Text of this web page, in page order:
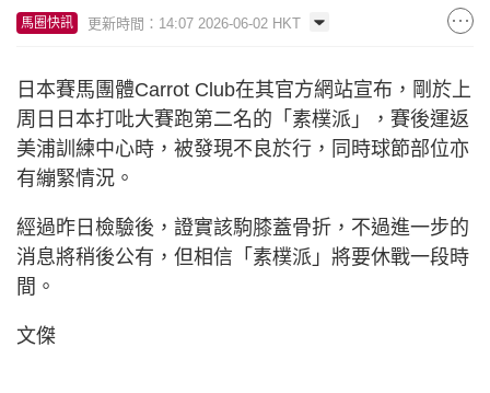
馬圈快訊 更新時間：14:07 2026-06-02 HKT
日本賽馬團體Carrot Club在其官方網站宣布，剛於上
周日日本打吡大賽跑第二名的「素樸派」，賽後運返
美浦訓練中心時，被發現不良於行，同時球節部位亦
有繃緊情況。
經過昨日檢驗後，證實該駒膝蓋骨折，不過進一步的
消息將稍後公有，但相信「素樸派」將要休戰一段時
間。
文傑